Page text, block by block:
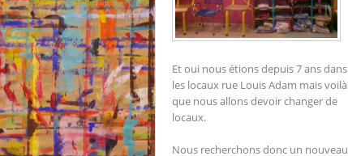
Et oui nous étions depuis 7 ans dans
les locaux rue Louis Adam mais voilà
que nous allons devoir changer de
locaux.
Nous recherchons donc un nouveau